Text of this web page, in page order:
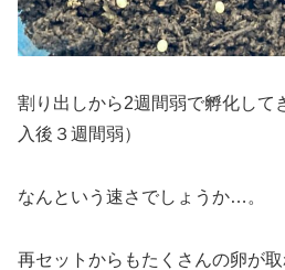
割り出しから2週間弱で孵化して
入後３週間弱）
なんという速さでしょうか…。
再セットからもたくさんの卵が